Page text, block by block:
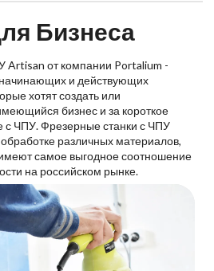
Бизнеса
Artisan от компании Portalium -
и действующих
хотят создать или
бизнес и за короткое
с ЧПУ. Фрезерные станки с ЧПУ
различных материалов,
самое выгодное соотношение
на российском рынке.